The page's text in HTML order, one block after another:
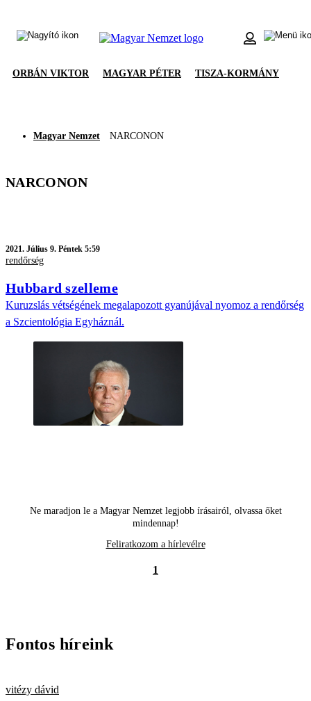
ORBÁN VIKTOR MAGYAR PÉTER TISZA-KORMÁNY
Magyar Nemzet NARCONON
NARCONON
2021. Július 9. Péntek 5:59
rendőrség
Hubbard szelleme
Kuruzslás vétségének megalapozott gyanújával nyomoz a rendőrség
a Szcientológia Egyháznál.
Ne maradjon le a Magyar Nemzet legjobb írásairól, olvassa őket
mindennap!
Feliratkozom a hírlevélre
1
Fontos híreink
vitézy dávid